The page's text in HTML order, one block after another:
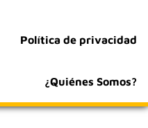
Política de privacidad
¿Quiénes Somos?